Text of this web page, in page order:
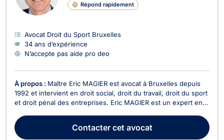
Répond rapidement
Avocat Droit du Sport Bruxelles
34 ans d’expérience
N’accepte pas aide pro deo
À propos : Maître Eric MAGIER est avocat à Bruxelles depuis
1992 et intervient en droit social, droit du travail, droit du sport
et droit pénal des entreprises. Eric MAGIER est un expert en
- droit du travail y compris dans ses aspects internationaux
(expatriation, d...
Contactercet avocat